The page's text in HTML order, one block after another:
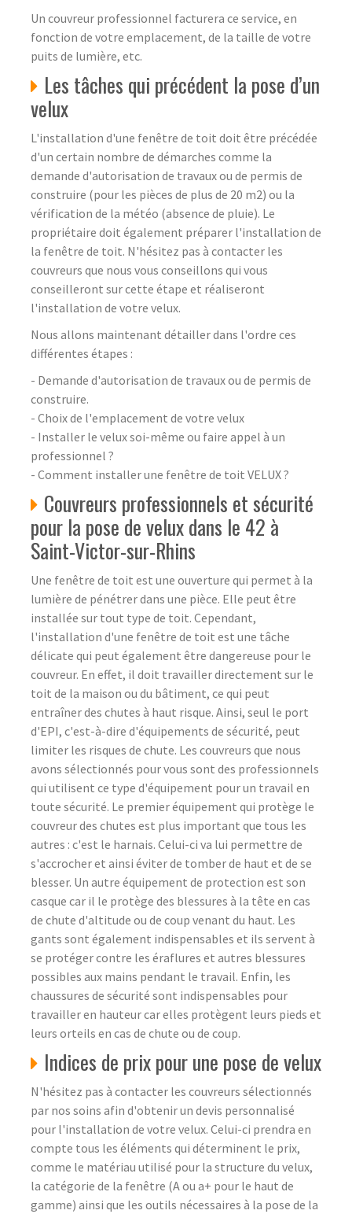
Un couvreur professionnel facturera ce service, en
fonction de votre emplacement, de la taille de votre
puits de lumière, etc.
Les tâches qui précédent la pose d’un
velux
L'installation d'une fenêtre de toit doit être précédée
d'un certain nombre de démarches comme la
demande d'autorisation de travaux ou de permis de
construire (pour les pièces de plus de 20 m2) ou la
vérification de la météo (absence de pluie). Le
propriétaire doit également préparer l'installation de
la fenêtre de toit. N'hésitez pas à contacter les
couvreurs que nous vous conseillons qui vous
conseilleront sur cette étape et réaliseront
l'installation de votre velux.
Nous allons maintenant détailler dans l'ordre ces
différentes étapes :
- Demande d'autorisation de travaux ou de permis de
construire.
- Choix de l'emplacement de votre velux
- Installer le velux soi-même ou faire appel à un
professionnel ?
- Comment installer une fenêtre de toit VELUX ?
Couvreurs professionnels et sécurité
pour la pose de velux dans le 42 à
Saint-Victor-sur-Rhins
Une fenêtre de toit est une ouverture qui permet à la
lumière de pénétrer dans une pièce. Elle peut être
installée sur tout type de toit. Cependant,
l'installation d'une fenêtre de toit est une tâche
délicate qui peut également être dangereuse pour le
couvreur. En effet, il doit travailler directement sur le
toit de la maison ou du bâtiment, ce qui peut
entraîner des chutes à haut risque. Ainsi, seul le port
d'EPI, c'est-à-dire d'équipements de sécurité, peut
limiter les risques de chute. Les couvreurs que nous
avons sélectionnés pour vous sont des professionnels
qui utilisent ce type d'équipement pour un travail en
toute sécurité. Le premier équipement qui protège le
couvreur des chutes est plus important que tous les
autres : c'est le harnais. Celui-ci va lui permettre de
s'accrocher et ainsi éviter de tomber de haut et de se
blesser. Un autre équipement de protection est son
casque car il le protège des blessures à la tête en cas
de chute d'altitude ou de coup venant du haut. Les
gants sont également indispensables et ils servent à
se protéger contre les éraflures et autres blessures
possibles aux mains pendant le travail. Enfin, les
chaussures de sécurité sont indispensables pour
travailler en hauteur car elles protègent leurs pieds et
leurs orteils en cas de chute ou de coup.
Indices de prix pour une pose de velux
N'hésitez pas à contacter les couvreurs sélectionnés
par nos soins afin d'obtenir un devis personnalisé
pour l'installation de votre velux. Celui-ci prendra en
compte tous les éléments qui déterminent le prix,
comme le matériau utilisé pour la structure du velux,
la catégorie de la fenêtre (A ou a+ pour le haut de
gamme) ainsi que les outils nécessaires à la pose de la